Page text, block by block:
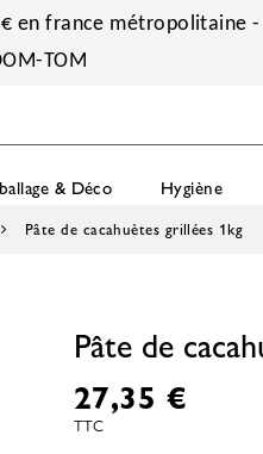
en france métropolitaine
TOM
& Déco Hygiène
Pâte de cacahuètes grillées 1kg
Pâte de
27,35 €
TTC